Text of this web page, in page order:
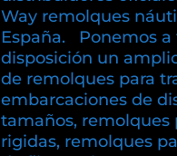
Way remolques
España. Ponemos a
disposición un
de remolques para
embarcaciones de
tamaños, remolques
rigidas, remolques